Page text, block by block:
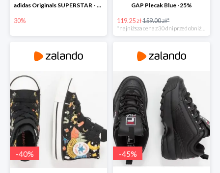
adidas Originals SUPERSTAR - Sneakersy niskie
30%
GAP Plecak Blue -25%
119.25 zł159.00 zł*
*najniższa cena z 30 dni przed obniżką
-40% -45%